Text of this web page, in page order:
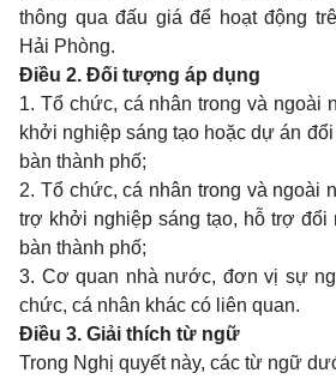
thông qua đấu giá để hoạt động
Hải Phòng.
Điều 2. Đối tượng áp dụng
1. Tổ chức, cá nhân trong và ngoài
khởi nghiệp sáng tạo hoặc dự án
bàn thành phố;
2. Tổ chức, cá nhân trong và ngoài
trợ khởi nghiệp sáng tạo, hỗ trợ đổi
bàn thành phố;
3. Cơ quan nhà nước, đơn vị sự
chức, cá nhân khác có liên quan.
Điều 3. Giải thích từ ngữ
Trong Nghị quyết này, các từ ngữ